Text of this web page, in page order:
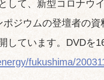
して、新型コロナウ
ポジウムの登壇者の
しています。DVDを
fukushima/